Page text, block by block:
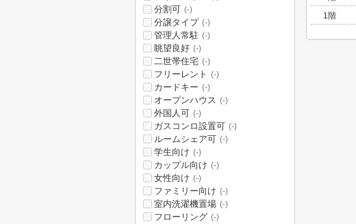
1階
分割可 (-)
分譲タイプ (-)
管理人常駐 (-)
眺望良好 (-)
二世帯住宅 (-)
フリーレント (-)
カードキー (-)
オープンハウス (-)
外国人可 (-)
ガスコンロ設置可 (-)
ルームシェア可 (-)
学生向け (-)
カップル向け (-)
女性向け (-)
ファミリー向け (-)
室内洗濯機置場 (-)
フローリング (-)